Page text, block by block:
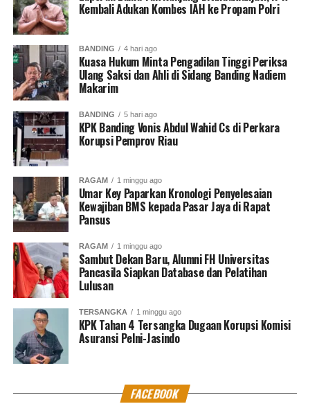
dilaksanakan dikantor
walikota dengan PMI DKI
Jakarta” ungkap Ali
Maulana Hakim.
Bila kegiatan donor darah dilaksanakan diluar gedung
Walikota, lanjut mantan Wakil Walikota Jakarta Utara,
Ali Maulana Hakim, maka khawatir
terjadi penumpukan atau kerumunan warga, dan akan
memicu penyebaran dan penularan virus asal kota
Wuhan, China.
“Pelaksanaan di Gedung
Balai Yos Sudarso ini
sudah cukup tertib, dan
pengawasannya cukup
bagus, dapat dijadikan
contoh untuk event-even
yang lain dalam
Kembali Adukan Kombes IAH ke Propam Polri
BANDING 4 hari ago
Kuasa Hukum Minta Pengadilan Tinggi Periksa
Ulang Saksi dan Ahli di Sidang Banding Nadiem
Makarim
BANDING 5 hari ago
KPK Banding Vonis Abdul Wahid Cs di Perkara
Korupsi Pemprov Riau
RAGAM 1 minggu ago
Umar Key Paparkan Kronologi Penyelesaian
Kewajiban BMS kepada Pasar Jaya di Rapat
Pansus
RAGAM 1 minggu ago
Sambut Dekan Baru, Alumni FH Universitas
Pancasila Siapkan Database dan Pelatihan
Lulusan
TERSANGKA 1 minggu ago
KPK Tahan 4 Tersangka Dugaan Korupsi Komisi
Asuransi Pelni-Jasindo
FACEBOOK